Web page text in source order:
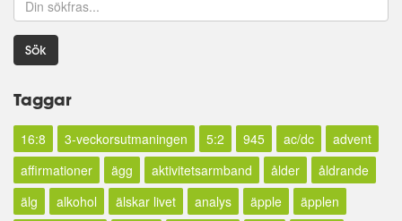
Sök
Taggar
16:8 3-veckorsutmaningen 5:2 945 ac/dc
advent
affirmationer
ägg aktivitetsarmband ålder
åldrande
älg
alkohol älskar livet analys äpple
äpplen